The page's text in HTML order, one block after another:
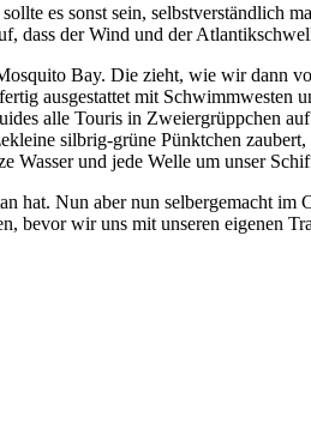
es sonst sein, selbstverständlich
dass der Wind und der
Bay. Die zieht, wie wir dann
ausgestattet mit Schwimmwesten
alle Touris in Zweiergrüppchen
silbrig-grüne Pünktchen
Wasser und jede Welle um unser
Nun aber nun selbergemacht im
wir uns mit unseren eigenen